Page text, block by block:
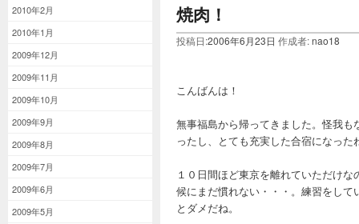
2010年2月
2010年1月
2009年12月
2009年11月
2009年10月
2009年9月
2009年8月
2009年7月
2009年6月
2009年5月
焼肉！
投稿日:2006年6月23日 作成者:nao18
こんばんは！
無事福島から帰ってきました。怪我
ったし、とても充実した合宿になった
１０日間ほど東京を離れていただけ
候にまだ慣れない・・・。練習をし
とダメだね。